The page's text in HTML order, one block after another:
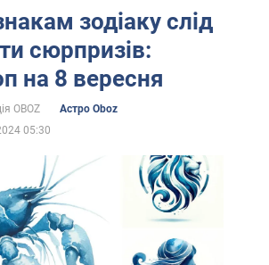
зодіаку слід
сюрпризів:
на 8 вересня
OBOZ
Астро Oboz
05:30